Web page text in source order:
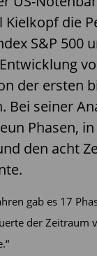
Kielkopf die
S&P 500
der ersten
Bei seiner
Phasen,
den acht
gab es 17
der Zeitraum